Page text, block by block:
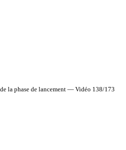
la phase de lancement — Vidéo 138/173